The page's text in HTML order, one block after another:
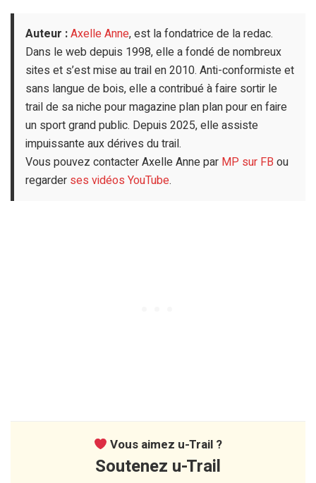
Auteur :Axelle Anne, est la fondatrice de la redac.
Dans le web depuis 1998, elle a fondé de nombreux
sites et s’est mise au trail en 2010. Anti-conformiste et
sans langue de bois, elle a contribué à faire sortir le
trail de sa niche pour magazine plan plan pour en faire
un sport grand public. Depuis 2025, elle assiste
impuissante aux dérives du trail.
Vous pouvez contacter Axelle Anne par MP sur FB ou
regarder ses vidéos YouTube.
Vous aimez u-Trail ?
Soutenez u-Trail